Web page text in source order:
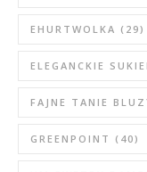
EHURTWOLKA (29)
ELEGANCKIE
FAJNE TANIE
GREENPOINT (40)